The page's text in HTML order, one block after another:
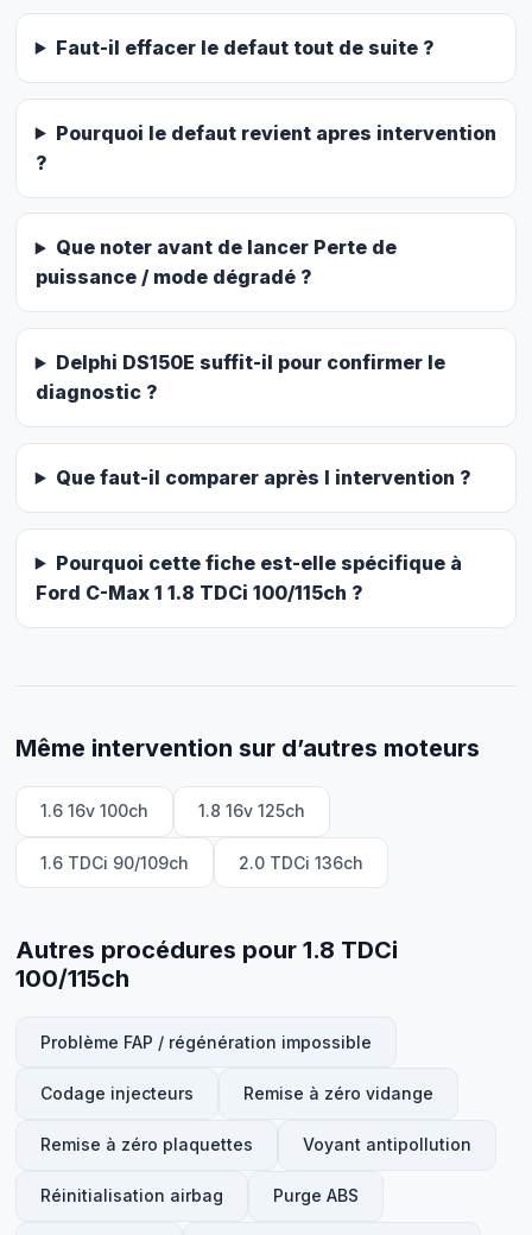
Faut-il effacer le defaut tout de suite ?
Pourquoi le defaut revient apres intervention
?
Que noter avant de lancer Perte de
puissance / mode dégradé ?
Delphi DS150E suffit-il pour confirmer le
diagnostic ?
Que faut-il comparer après l intervention ?
Pourquoi cette fiche est-elle spécifique à
Ford C-Max 1 1.8 TDCi 100/115ch ?
Même intervention sur d’autres moteurs
1.6 16v 100ch 1.8 16v 125ch
1.6 TDCi 90/109ch 2.0 TDCi 136ch
Autres procédures pour 1.8 TDCi
100/115ch
Problème FAP / régénération impossible
Codage injecteurs Remise à zéro vidange
Remise à zéro plaquettes Voyant antipollution
Réinitialisation airbag Purge ABS